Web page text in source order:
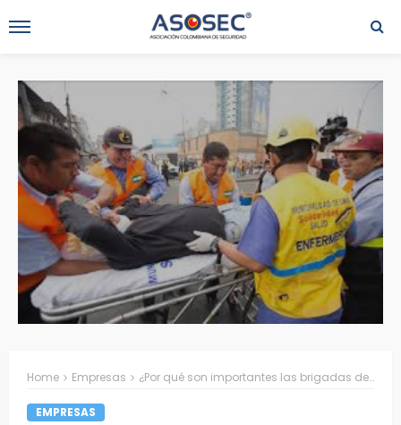
Home Empresas ¿Por qué son importantes las brigadas de emergencia?
EMPRESAS